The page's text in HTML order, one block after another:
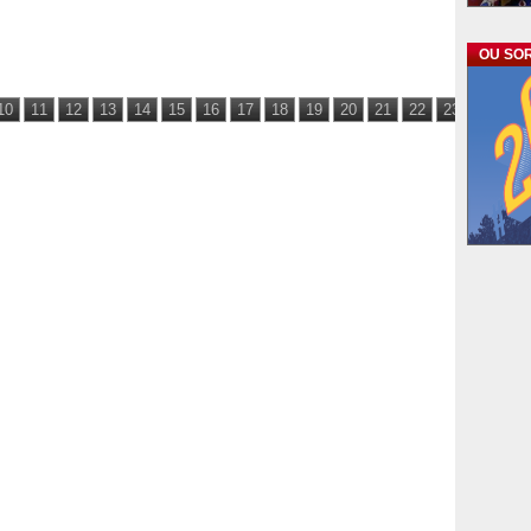
11 12 13 14 15 16 17 18 19 20 21 22 23 25
OU